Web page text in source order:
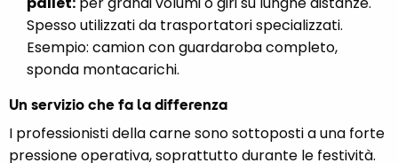
Spesso utilizzati da trasportatori specializzati.
Esempio: camion con guardaroba completo,
sponda montacarichi.
Un servizio che fa la differenza
I professionisti della carne sono sottoposti a una forte
pressione operativa, soprattutto durante le festività.